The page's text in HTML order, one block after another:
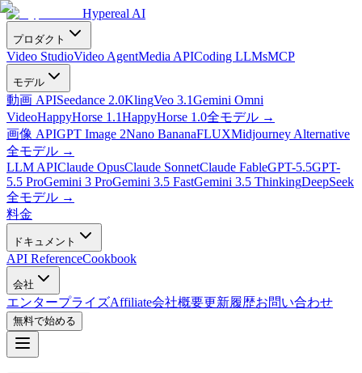
Hypereal AI
プロダクト
Video StudioVideo AgentMedia APICoding LLMsMCP
モデル
動画 APISeedance 2.0KlingVeo 3.1Gemini Omni
VideoHappyHorse 1.1HappyHorse 1.0全モデル →
画像 APIGPT Image 2Nano BananaFLUXMidjourney Alternative
全モデル →
LLM APIClaude OpusClaude SonnetClaude FableGPT-5.5GPT-
5.5 ProGemini 3 ProGemini 3.5 FastGemini 3.5 ThinkingDeepSeek
全モデル →
料金
ドキュメント
API ReferenceCookbook
会社
エンタープライズAffiliate会社概要更新履歴お問い合わせ
無料で始める